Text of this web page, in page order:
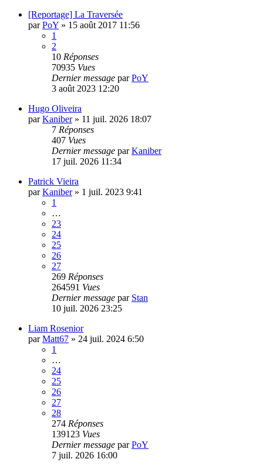
[Reportage] La Traversée
parPoY » 15 août 2017 11:56
1
2
10 Réponses
70935 Vues
Dernier message parPoY
3 août 2023 12:20
Hugo Oliveira
parKaniber» 11 juil. 2026 18:07
7 Réponses
407 Vues
Dernier message parKaniber
17 juil. 2026 11:34
Patrick Vieira
parKaniber» 1 juil. 2023 9:41
1
…
23
24
25
26
27
269 Réponses
264591 Vues
Dernier message par Stan
10 juil. 2026 23:25
Liam Rosenior
parMatt67 » 24 juil. 2024 6:50
1
…
24
25
26
27
28
274 Réponses
139123 Vues
Dernier message parPoY
7 juil. 2026 16:00